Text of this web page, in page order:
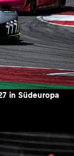
in Südeuropa